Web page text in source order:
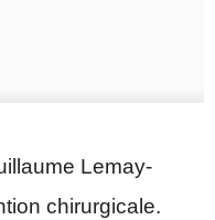
Lemay-
chirurgicale.